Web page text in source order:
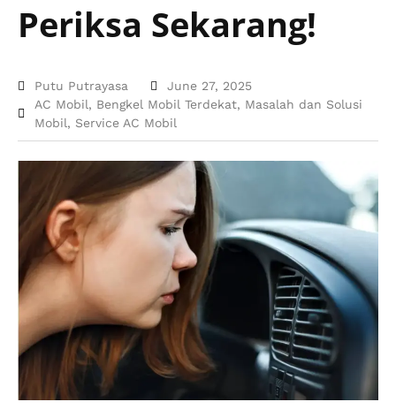
Periksa Sekarang!
Putu Putrayasa
June 27, 2025
AC Mobil, Bengkel Mobil Terdekat, Masalah dan Solusi
Mobil, Service AC Mobil